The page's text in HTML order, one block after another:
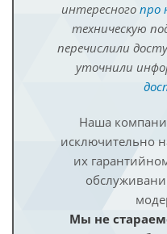
интересного про
техническую
перечислили
уточнили
Наша
исключительно
их
Мы не